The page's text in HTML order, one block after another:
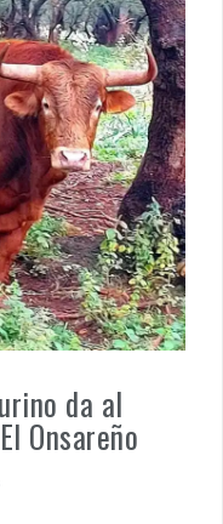
da al
Onsareño